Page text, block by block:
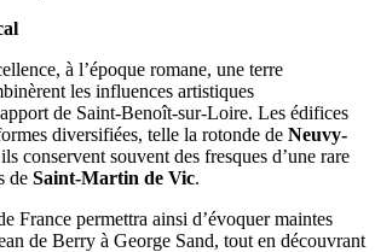
à l’époque romane, une terre
les influences artistiques
de Saint-Benoît-sur-Loire. Les édifices
diversifiées, telle la rotonde de Neuvy-
conservent souvent des fresques d’une rare
de Saint-Martin de Vic.
France permettra ainsi d’évoquer maintes
de Berry à George Sand, tout en découvrant